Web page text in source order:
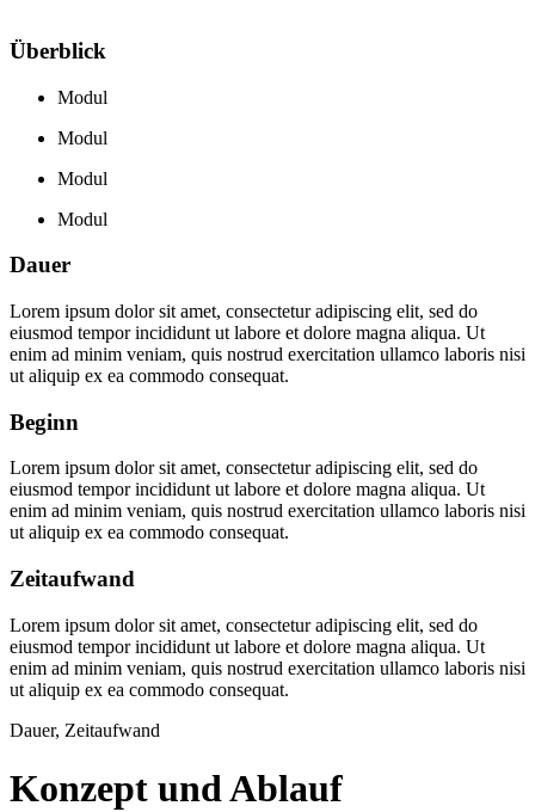
Überblick
Modul
Modul
Modul
Modul
Dauer
Lorem ipsum dolor sit amet, consectetur adipiscing elit, sed do
eiusmod tempor incididunt ut labore et dolore magna aliqua. Ut
enim ad minim veniam, quis nostrud exercitation ullamco laboris nisi
ut aliquip ex ea commodo consequat.
Beginn
Lorem ipsum dolor sit amet, consectetur adipiscing elit, sed do
eiusmod tempor incididunt ut labore et dolore magna aliqua. Ut
enim ad minim veniam, quis nostrud exercitation ullamco laboris nisi
ut aliquip ex ea commodo consequat.
Zeitaufwand
Lorem ipsum dolor sit amet, consectetur adipiscing elit, sed do
eiusmod tempor incididunt ut labore et dolore magna aliqua. Ut
enim ad minim veniam, quis nostrud exercitation ullamco laboris nisi
ut aliquip ex ea commodo consequat.
Dauer, Zeitaufwand
Konzept und Ablauf